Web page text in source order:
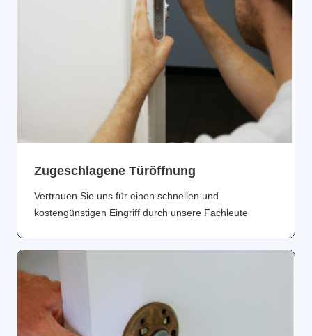
Zugeschlagene Türöffnung
Vertrauen Sie uns für einen schnellen und
kostengünstigen Eingriff durch unsere Fachleute